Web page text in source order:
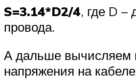
S=3.14*D2/4, где D –
провода.
А дальше вычисляем
напряжения на